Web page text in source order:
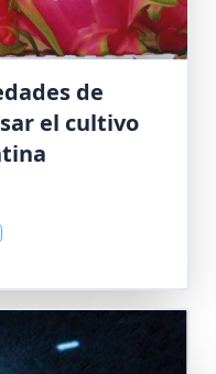
de
el cultivo